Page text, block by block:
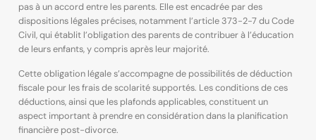
pas à un accord entre les parents. Elle est encadrée par des
dispositions légales précises, notamment l’article 373-2-7 du Code
Civil, qui établit l’obligation des parents de contribuer à l’éducation
de leurs enfants, y compris après leur majorité.
Cette obligation légale s’accompagne de possibilités de déduction
fiscale pour les frais de scolarité supportés. Les conditions de ces
déductions, ainsi que les plafonds applicables, constituent un
aspect important à prendre en considération dans la planification
financière post-divorce.